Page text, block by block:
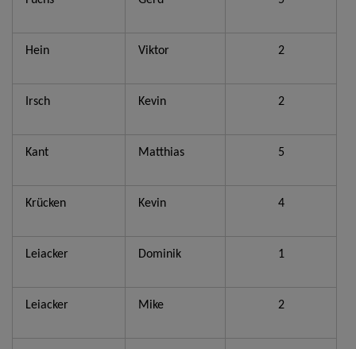
Hein Viktor 2
Irsch Kevin 2
Kant Matthias 5
Krücken Kevin 4
Leiacker Dominik 1
Leiacker Mike 2